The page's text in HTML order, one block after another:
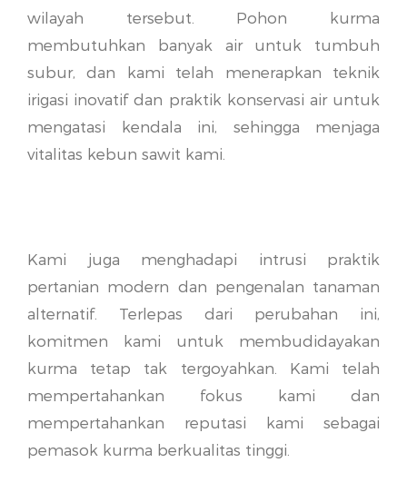
wilayah tersebut. Pohon kurma
membutuhkan banyak air untuk tumbuh
subur, dan kami telah menerapkan teknik
irigasi inovatif dan praktik konservasi air untuk
mengatasi kendala ini, sehingga menjaga
vitalitas kebun sawit kami.
Kami juga menghadapi intrusi praktik
pertanian modern dan pengenalan tanaman
alternatif. Terlepas dari perubahan ini,
komitmen kami untuk membudidayakan
kurma tetap tak tergoyahkan. Kami telah
mempertahankan fokus kami dan
mempertahankan reputasi kami sebagai
pemasok kurma berkualitas tinggi.